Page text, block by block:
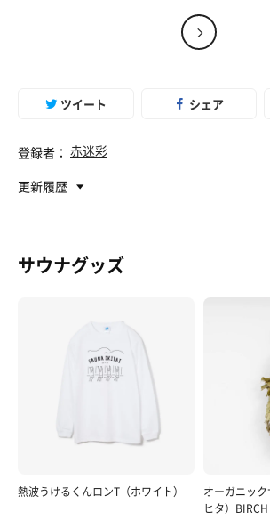
ツイート シェア
登録者： 赤迷彩
更新履歴
サウナグッズ
熱波うけるくんロンT（ホワイト）
オーガニッ
ヒタ）